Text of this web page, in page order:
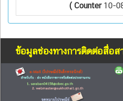
( Counter10-
ข้อมูลช่องทางการติดต่อสื่อ